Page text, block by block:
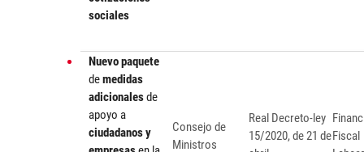
sociales
Nuevo paquete
demedidas
adicionalesde
apoyo a
ciudadanos y
Consejo de
Ministros
Real Decreto-ley
15/2020, de 21 deFiscal